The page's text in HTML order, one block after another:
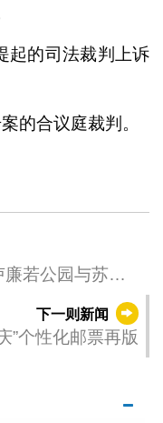
起的司法裁判上诉
的合议庭裁判。
若公园与苏州
下一则新闻
”个性化邮票再版